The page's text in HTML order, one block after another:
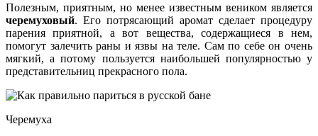
Полезным, приятным, но менее известным веником является
черемуховый. Его потрясающий аромат сделает процедуру
парения приятной, а вот вещества, содержащиеся в нем,
помогут залечить раны и язвы на теле. Сам по себе он очень
мягкий, а потому пользуется наибольшей популярностью у
представительниц прекрасного пола.
Черемуха